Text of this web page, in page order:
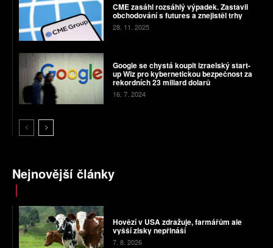
CME zasáhl rozsáhlý výpadek. Zastavil
obchodování s futures a znejistěl trhy
28. 11. 2025
Google se chystá koupit izraelský start-
up Wiz pro kybernetickou bezpečnost za
rekordních 23 miliard dolarů
16. 7. 2024
Nejnovější články
Hovězí v USA zdražuje, farmářům ale
vyšší zisky nepřináší
7. 8. 2026